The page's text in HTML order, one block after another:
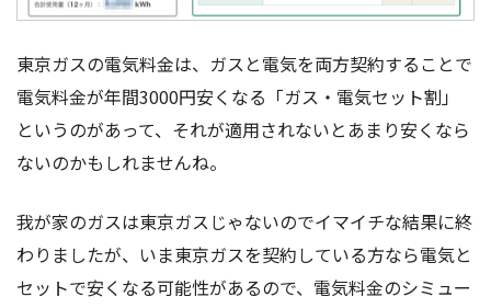
東京ガスの電気料金は、ガスと電気を両方契約することで
電気料金が年間3000円安くなる「ガス・電気セット割」
というのがあって、それが適用されないとあまり安くなら
ないのかもしれませんね。
我が家のガスは東京ガスじゃないのでイマイチな結果に終
わりましたが、いま東京ガスを契約している方なら電気と
セットで安くなる可能性があるので、電気料金のシミュー